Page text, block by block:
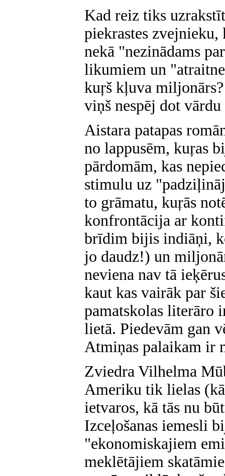
Kad reiz tiks
piekrastes
nekā "nezinādams
likumiem un
kuŗš kļuva
viņš nespēj dot
Aistara patapas
no lappusēm, kuŗas
pārdomām, kas
stimulu uz
to grāmatu, kuŗās
konfrontācija ar
brīdim bijis indiāņi,
jo daudz!) un
neviena nav tā
kaut kas vairāk par
pamatskolas literāro
lietā. Piedevām gan
Atmiņas palaikam ir
Zviedra Vilhelma
Ameriku tik lielas
ietvaros, kā tās nu
Izceļošanas iemesli
"ekonomiskajiem
meklētājiem